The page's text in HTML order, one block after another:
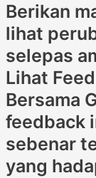
Berikan
lihat
selepas
Lihat
Bersama
feedback
sebenar
yang